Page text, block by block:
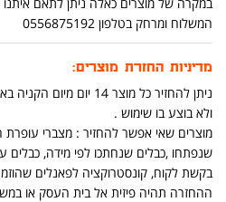
המשלוח ומרחק בטלפון 0556875192
מדיניות החזרת מוצרים:
ניתן להחזיר כל מוצר 14
ולא בוצע בו שימוש .
מוצרים שאי אפשר להחזיר : מצברי עופרת
שנפתחו ,כבלים שנחתכו לפי מידה, כבלים
בקשת לקוח, קונסטרוקציה לפאנלים
ההחזרה תהיה פיזית אל בית העסק או